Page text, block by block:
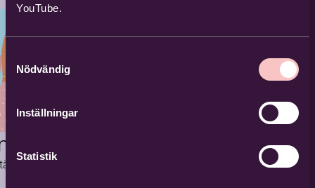
YouTube.
Nödvändig
Inställningar
Statistik